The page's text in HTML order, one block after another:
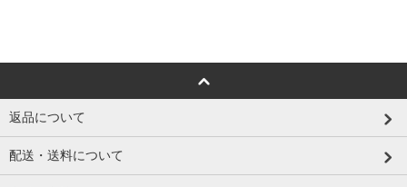
返品について
配送・送料について